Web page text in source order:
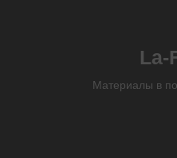
La-
Материалы в